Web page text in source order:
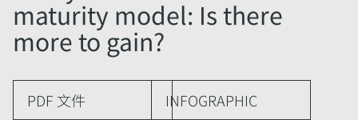
maturity model: Is there
more to gain?
PDF 文件 INFOGRAPHIC